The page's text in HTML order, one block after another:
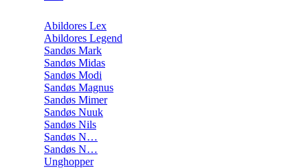
Abildores Lex
Abildores Legend
Sandøs Mark
Sandøs Midas
Sandøs Modi
Sandøs Magnus
Sandøs Mimer
Sandøs Nuuk
Sandøs Nils
Sandøs N…
Sandøs N…
Unghopper